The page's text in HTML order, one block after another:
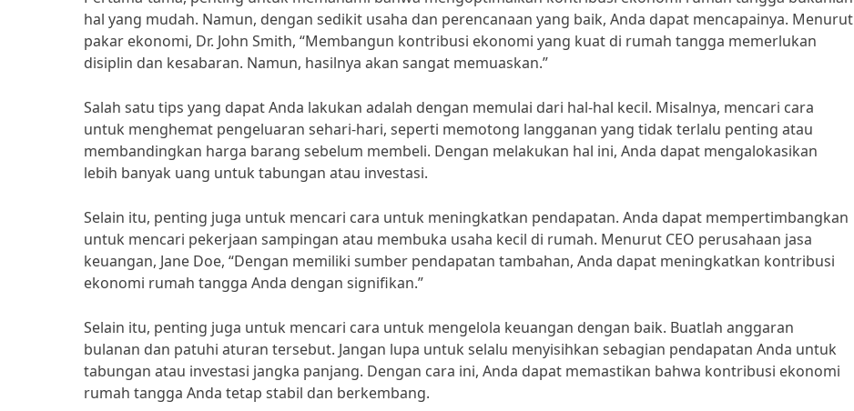
hal yang mudah. Namun, dengan sedikit usaha dan perencanaan yang baik, Anda dapat mencapainya. Menurut
pakar ekonomi, Dr. John Smith, “Membangun kontribusi ekonomi yang kuat di rumah tangga memerlukan
disiplin dan kesabaran. Namun, hasilnya akan sangat memuaskan.”
Salah satu tips yang dapat Anda lakukan adalah dengan memulai dari hal-hal kecil. Misalnya, mencari cara
untuk menghemat pengeluaran sehari-hari, seperti memotong langganan yang tidak terlalu penting atau
membandingkan harga barang sebelum membeli. Dengan melakukan hal ini, Anda dapat mengalokasikan
lebih banyak uang untuk tabungan atau investasi.
Selain itu, penting juga untuk mencari cara untuk meningkatkan pendapatan. Anda dapat mempertimbangkan
untuk mencari pekerjaan sampingan atau membuka usaha kecil di rumah. Menurut CEO perusahaan jasa
keuangan, Jane Doe, “Dengan memiliki sumber pendapatan tambahan, Anda dapat meningkatkan kontribusi
ekonomi rumah tangga Anda dengan signifikan.”
Selain itu, penting juga untuk mencari cara untuk mengelola keuangan dengan baik. Buatlah anggaran
bulanan dan patuhi aturan tersebut. Jangan lupa untuk selalu menyisihkan sebagian pendapatan Anda untuk
tabungan atau investasi jangka panjang. Dengan cara ini, Anda dapat memastikan bahwa kontribusi ekonomi
rumah tangga Anda tetap stabil dan berkembang.